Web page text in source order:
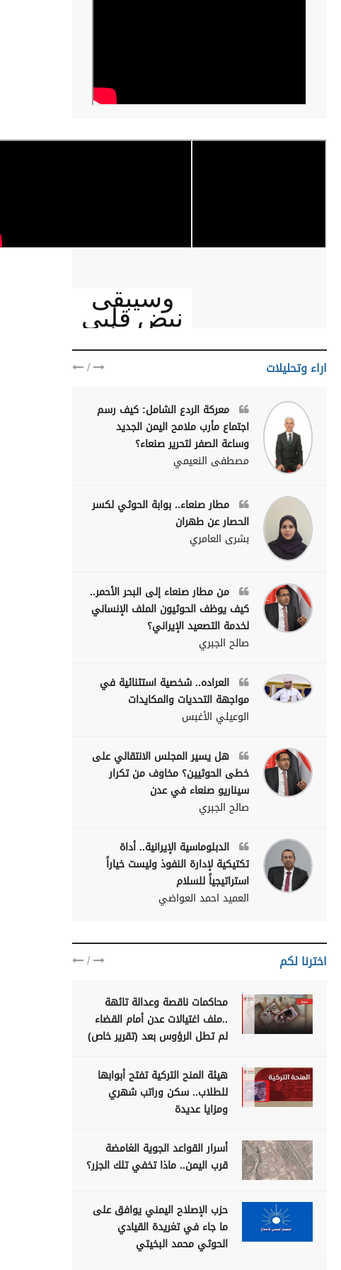
وسيبقى
نبض قلبي
يمنيا
اراء وتحليلات /
معركة الردع الشامل: كيف رسم
اجتماع مأرب ملامح اليمن الجديد
وساعة الصفر لتحرير صنعاء؟
مصطفى النعيمي
مطار صنعاء.. بوابة الحوثي لكسر
الحصار عن طهران
بشرى العامري
من مطار صنعاء إلى البحر الأحمر..
كيف يوظف الحوثيون الملف الإنساني
لخدمة التصعيد الإيراني؟
صالح الجبري
العراده.. شخصية استثنائية في
مواجهة التحديات والمكايدات
الوعيلي الأغبس
هل يسير المجلس الانتقالي على
خطى الحوثيين؟ مخاوف من تكرار
سيناريو صنعاء في عدن
صالح الجبري
الدبلوماسية الإيرانية.. أداة
تكتيكية لإدارة النفوذ وليست خياراً
استراتيجياً للسلام
العميد احمد العواضي
اخترنا لكم /
محاكمات ناقصة وعدالة تائهة
..ملف اغتيالات عدن أمام القضاء
لم تطل الرؤوس بعد (تقرير خاص)
هيئة المنح التركية تفتح أبوابها
للطلاب.. سكن وراتب شهري
ومزايا عديدة
أسرار القواعد الجوية الغامضة
قرب اليمن.. ماذا تخفي تلك الجزر؟
حزب الإصلاح اليمني يوافق على
ما جاء في تغريدة القيادي
الحوثي محمد البخيتي